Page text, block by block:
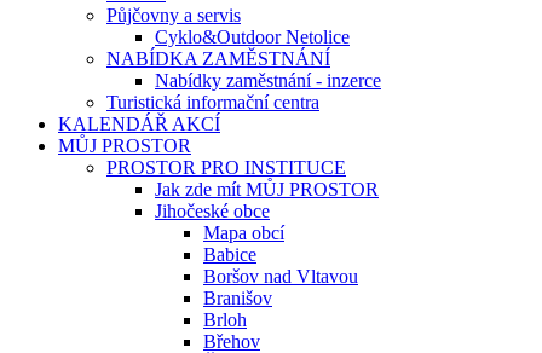
Půjčovny a servis
Cyklo&Outdoor Netolice
NABÍDKA ZAMĚSTNÁNÍ
Nabídky zaměstnání - inzerce
Turistická informační centra
KALENDÁŘ AKCÍ
MŮJ PROSTOR
PROSTOR PRO INSTITUCE
Jak zde mít MŮJ PROSTOR
Jihočeské obce
Mapa obcí
Babice
Boršov nad Vltavou
Branišov
Brloh
Břehov